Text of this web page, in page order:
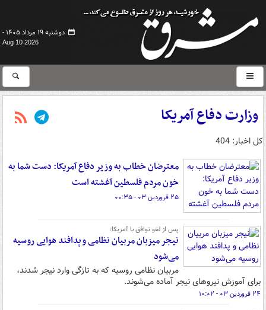
دوشنبه ۱۹ مرداد ۱۴۰۵ -
Aug 10 2026
وزارت دفاع آمریکا
کل اخبار: 404
معترضان خطاب به وزیر دفاع آمریکا: دست شما به
خون مردم فلسطین آغشته است
۲۵ فروردین ۰۳ - ۰۰:۳۵
پس از لغو توافق با آمریکا؛
نیجر میزبان مربیان نظامی و پدافند هوایی روسیه
می‌شود
مربیان نظامی روسیه که به تازگی وارد نیجر شدند،
برای آموزش نیروهای نیجر آماده می‌شوند.
۲۴ فروردین ۰۳ - ۱۰:۰۲